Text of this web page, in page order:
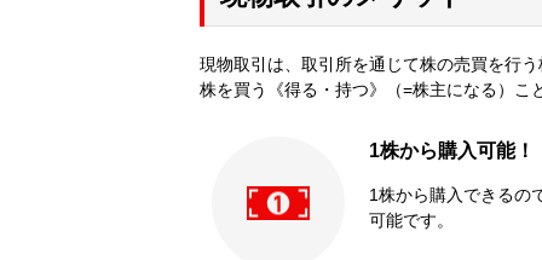
現物取引は、取引所を通じて株の売買を行
株を買う《得る・持つ》（=株主になる）
1株から購入可能！
1株から購入できるの
可能です。